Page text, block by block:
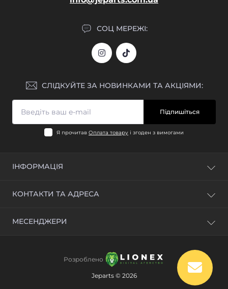
СОЦ МЕРЕЖІ:
СЛІДКУЙТЕ ЗА НОВИНКАМИ ТА АКЦІЯМИ:
Підпишіться
Я прочитав Оплата товару і згоден з вимогами
ІНФОРМАЦІЯ
Відгуки
Повернення товару
КОНТАКТИ ТА АДРЕСА
МЕСЕНДЖЕРИ
Розроблено
Jeparts © 2026